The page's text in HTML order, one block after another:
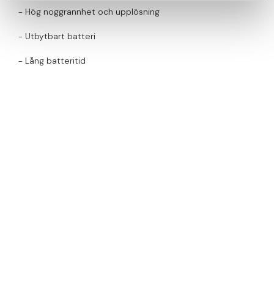
- Hög noggrannhet och upplösning
- Utbytbart batteri
- Lång batteritid